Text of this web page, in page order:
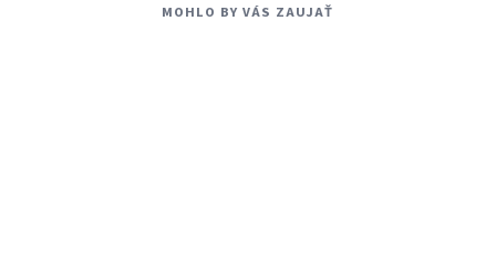
MOHLO BY VÁS ZAUJAŤ